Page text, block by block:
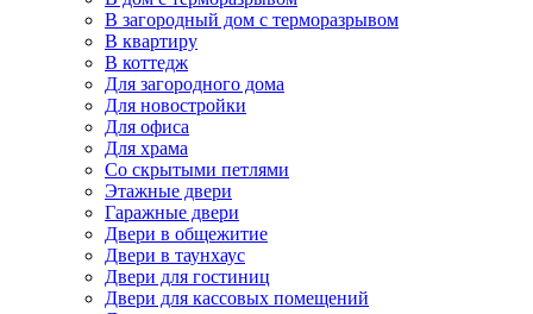
В загородный дом с терморазрывом
В квартиру
В коттедж
Для загородного дома
Для новостройки
Для офиса
Для храма
Со скрытыми петлями
Этажные двери
Гаражные двери
Двери в общежитие
Двери в таунхаус
Двери для гостиниц
Двери для кассовых помещений